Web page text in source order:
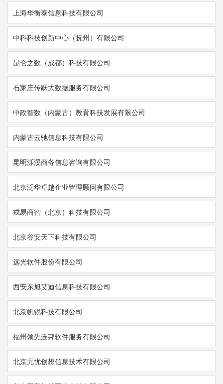
上海华衡泰信息科技有限公司
中科科技创新中心（抚州）有限公司
昆仑之数（成都）科技有限公司
石家庄传跃大数据服务有限公司
中政智数（内蒙古）教育科技发展有限公司
内蒙古云驰信息科技有限公司
昆明泺溪商务信息咨询有限公司
北京泛华卓越企业管理顾问有限公司
戎易商智（北京）科技有限公司
北京谷安天下科技有限公司
远光软件股份有限公司
西安东旭艾迪信息科技有限公司
北京帆锐科技有限公司
福州领先连邦软件服务有限公司
北京无忧创想信息技术有限公司